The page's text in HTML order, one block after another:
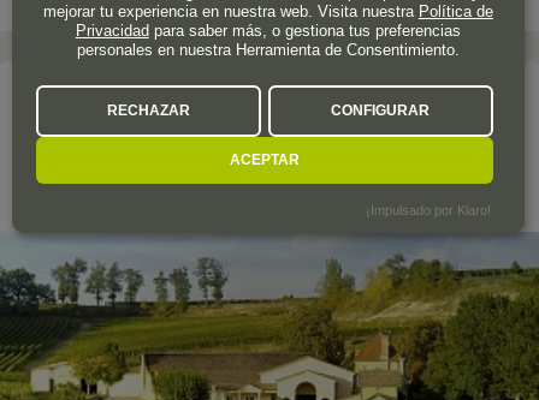
CHÂTEAU MANGOT
mejorar tu experiencia en nuestra web. Visita nuestra Política de
Privacidadpara saber más, o gestiona tus preferencias
personales en nuestra Herramienta de Consentimiento.
RECHAZAR CONFIGURAR
ACEPTAR
¡Impulsado por Klaro!